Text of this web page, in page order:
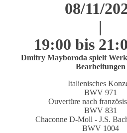
08/11/
|
19:00 bis
Dmitry Mayboroda spielt
Bearbeitungen
Italienisches
BWV 971
Ouvertüre nach
BWV 831
Chaconne D-Moll - J.S.
BWV 1004